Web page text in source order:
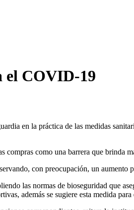
el COVID-19
en la práctica de las medidas
compras como una barrera que brinda
con preocupación, un aumento
las normas de bioseguridad que
además se sugiere esta medida